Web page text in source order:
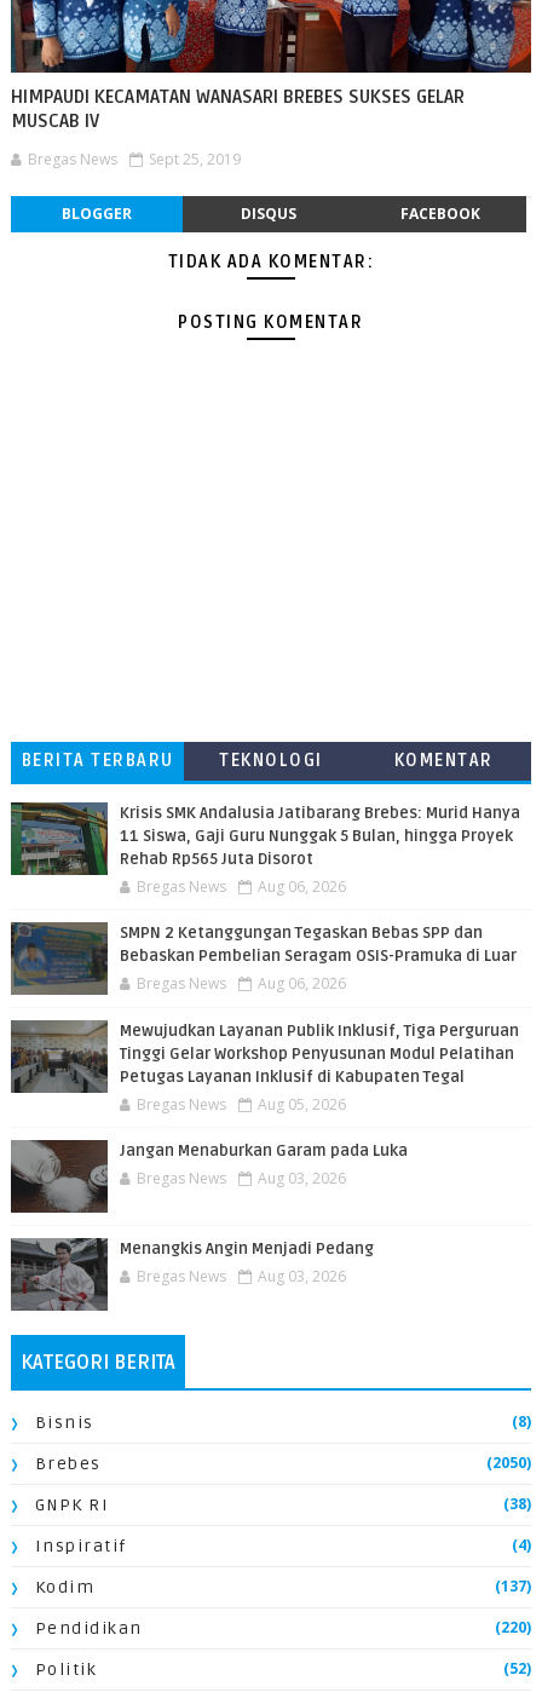
HIMPAUDI KECAMATAN WANASARI BREBES SUKSES GELAR
MUSCAB IV
Bregas News Sept 25, 2019
BLOGGER DISQUS FACEBOOK
TIDAK ADA KOMENTAR:
POSTING KOMENTAR
BERITA TERBARU TEKNOLOGI
KOMENTAR
Krisis SMK Andalusia Jatibarang Brebes: Murid Hanya
11 Siswa, Gaji Guru Nunggak 5 Bulan, hingga Proyek
Rehab Rp565 Juta Disorot
Bregas News Aug 06, 2026
SMPN 2 Ketanggungan Tegaskan Bebas SPP dan
Bebaskan Pembelian Seragam OSIS-Pramuka di Luar
Bregas News Aug 06, 2026
​Mewujudkan Layanan Publik Inklusif, Tiga Perguruan
Tinggi Gelar Workshop Penyusunan Modul Pelatihan
Petugas Layanan Inklusif di Kabupaten Tegal
Bregas News Aug 05, 2026
Jangan Menaburkan Garam pada Luka
Bregas News Aug 03, 2026
Menangkis Angin Menjadi Pedang
Bregas News Aug 03, 2026
KATEGORI BERITA
Bisnis (8)
Brebes (2050)
GNPK RI (38)
Inspiratif (4)
Kodim (137)
Pendidikan (220)
Politik (52)